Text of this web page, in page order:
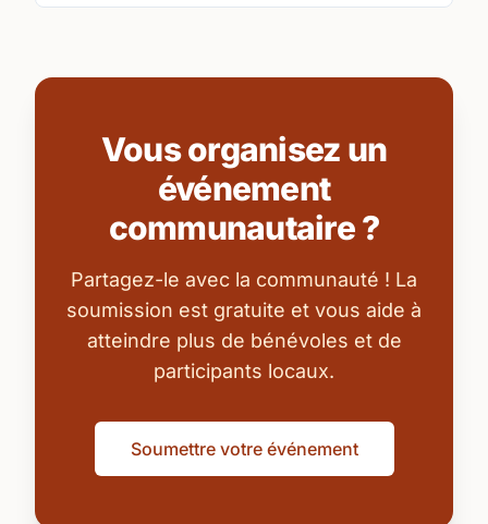
Vous organisez un
événement
communautaire ?
Partagez-le avec la communauté ! La
soumission est gratuite et vous aide à
atteindre plus de bénévoles et de
participants locaux.
Soumettre votre événement